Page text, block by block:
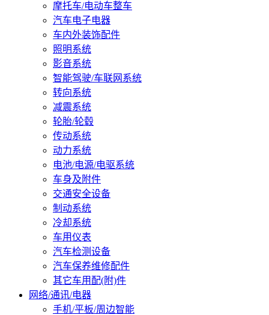
摩托车/电动车整车
汽车电子电器
车内外装饰配件
照明系统
影音系统
智能驾驶/车联网系统
转向系统
减震系统
轮胎/轮毂
传动系统
动力系统
电池/电源/电驱系统
车身及附件
交通安全设备
制动系统
冷却系统
车用仪表
汽车检测设备
汽车保养维修配件
其它车用配(附)件
网络/通讯/电器
手机/平板/周边智能